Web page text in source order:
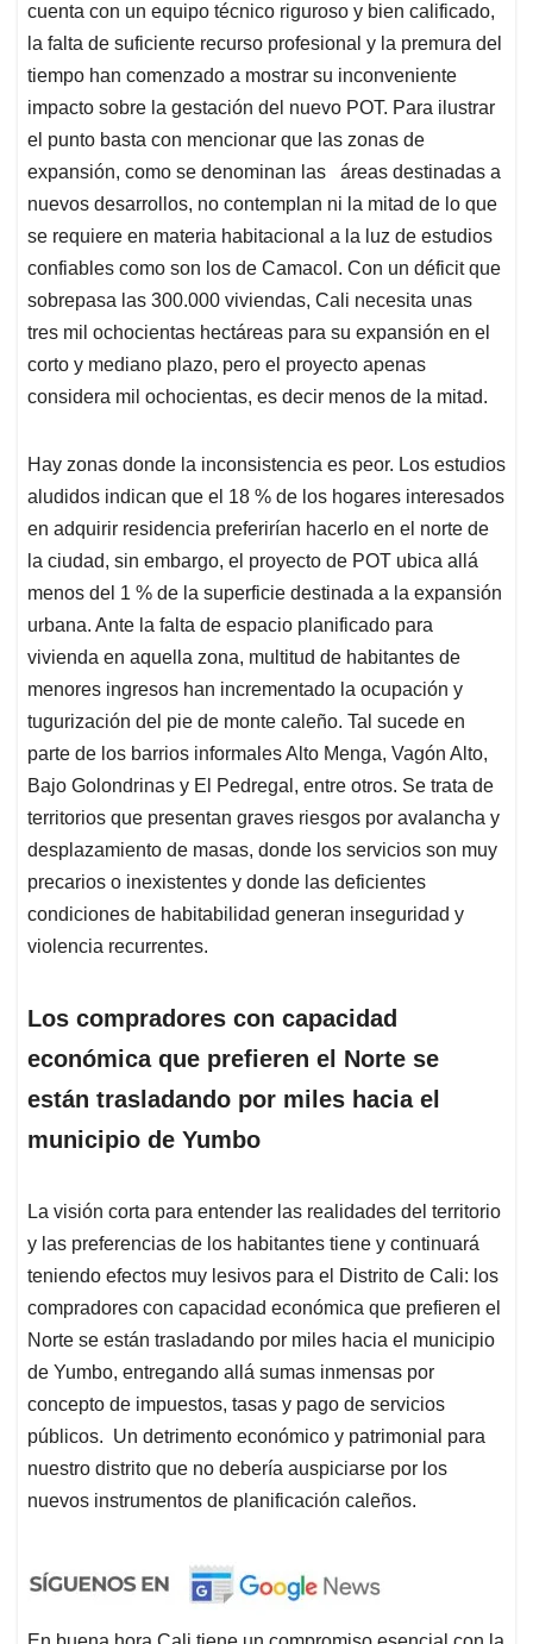
cuenta con un equipo técnico riguroso y bien calificado,
la falta de suficiente recurso profesional y la premura del
tiempo han comenzado a mostrar su inconveniente
impacto sobre la gestación del nuevo POT. Para ilustrar
el punto basta con mencionar que las zonas de
expansión, como se denominan las áreas destinadas a
nuevos desarrollos, no contemplan ni la mitad de lo que
se requiere en materia habitacional a la luz de estudios
confiables como son los de Camacol. Con un déficit que
sobrepasa las 300.000 viviendas, Cali necesita unas
tres mil ochocientas hectáreas para su expansión en el
corto y mediano plazo, pero el proyecto apenas
considera mil ochocientas, es decir menos de la mitad.
Hay zonas donde la inconsistencia es peor. Los estudios
aludidos indican que el 18 % de los hogares interesados
en adquirir residencia preferirían hacerlo en el norte de
la ciudad, sin embargo, el proyecto de POT ubica allá
menos del 1 % de la superficie destinada a la expansión
urbana. Ante la falta de espacio planificado para
vivienda en aquella zona, multitud de habitantes de
menores ingresos han incrementado la ocupación y
tugurización del pie de monte caleño. Tal sucede en
parte de los barrios informales Alto Menga, Vagón Alto,
Bajo Golondrinas y El Pedregal, entre otros. Se trata de
territorios que presentan graves riesgos por avalancha y
desplazamiento de masas, donde los servicios son muy
precarios o inexistentes y donde las deficientes
condiciones de habitabilidad generan inseguridad y
violencia recurrentes.
Los compradores con capacidad
económica que prefieren el Norte se
están trasladando por miles hacia el
municipio de Yumbo
La visión corta para entender las realidades del territorio
y las preferencias de los habitantes tiene y continuará
teniendo efectos muy lesivos para el Distrito de Cali: los
compradores con capacidad económica que prefieren el
Norte se están trasladando por miles hacia el municipio
de Yumbo, entregando allá sumas inmensas por
concepto de impuestos, tasas y pago de servicios
públicos. Un detrimento económico y patrimonial para
nuestro distrito que no debería auspiciarse por los
nuevos instrumentos de planificación caleños.